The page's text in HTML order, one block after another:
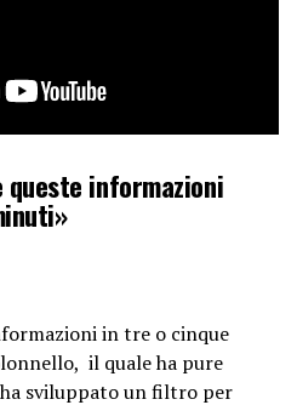
queste informazioni
in tre o cinque
il quale ha pure
sviluppato un filtro per